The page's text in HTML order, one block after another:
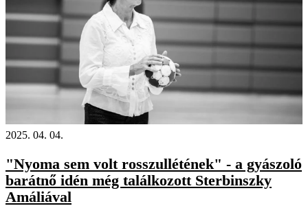
2025. 04. 04.
"Nyoma sem volt rosszullétének" - a gyászoló
barátnő idén még találkozott Sterbinszky
Amáliával